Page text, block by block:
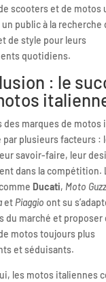
scooters et de motos
public à la recherche
de style pour leurs
quotidiens.
: le
des marques de motos
par plusieurs facteurs :
savoir-faire, leur
dans la compétition.
Ducati, Moto
et Piaggio ont su
du marché et proposer
motos toujours plus
et séduisants.
les motos italiennes